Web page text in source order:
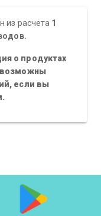
из расчета 1
о продуктах
возможны
если вы